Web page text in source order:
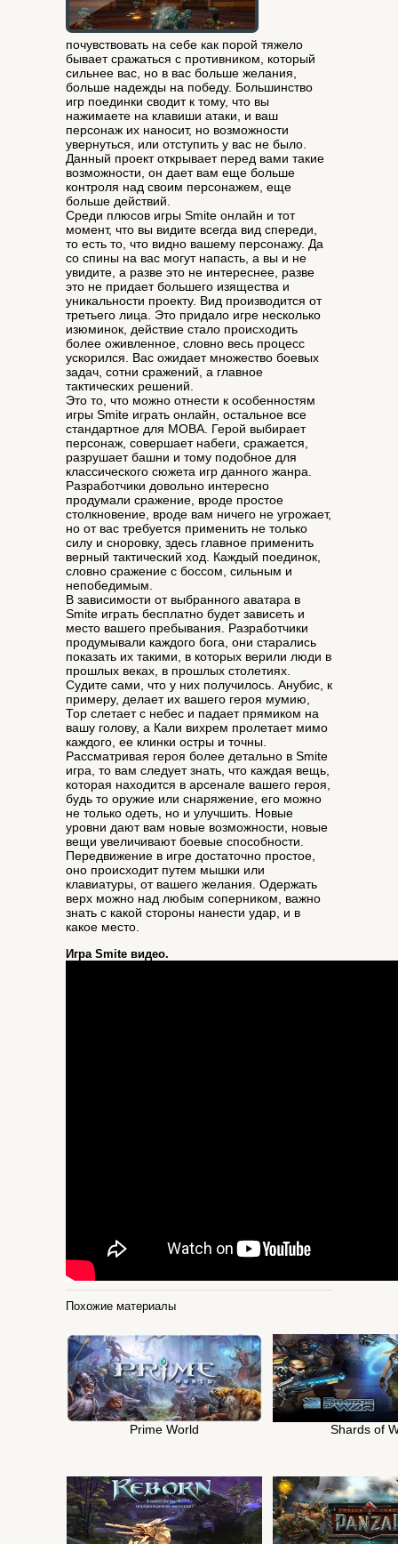
почувствовать на себе как порой тяжело
бывает сражаться с противником, который
сильнее вас, но в вас больше желания,
больше надежды на победу. Большинство
игр поединки сводит к тому, что вы
нажимаете на клавиши атаки, и ваш
персонаж их наносит, но возможности
увернуться, или отступить у вас не было.
Данный проект открывает перед вами такие
возможности, он дает вам еще больше
контроля над своим персонажем, еще
больше действий.
Среди плюсов игры Smite онлайн и тот
момент, что вы видите всегда вид спереди,
то есть то, что видно вашему персонажу. Да
со спины на вас могут напасть, а вы и не
увидите, а разве это не интереснее, разве
это не придает большего изящества и
уникальности проекту. Вид производится от
третьего лица. Это придало игре несколько
изюминок, действие стало происходить
более оживленное, словно весь процесс
ускорился. Вас ожидает множество боевых
задач, сотни сражений, а главное
тактических решений.
Это то, что можно отнести к особенностям
игры Smite играть онлайн, остальное все
стандартное для МОВА. Герой выбирает
персонаж, совершает набеги, сражается,
разрушает башни и тому подобное для
классического сюжета игр данного жанра.
Разработчики довольно интересно
продумали сражение, вроде простое
столкновение, вроде вам ничего не угрожает,
но от вас требуется применить не только
силу и сноровку, здесь главное применить
верный тактический ход. Каждый поединок,
словно сражение с боссом, сильным и
непобедимым.
В зависимости от выбранного аватара в
Smite играть бесплатно будет зависеть и
место вашего пребывания. Разработчики
продумывали каждого бога, они старались
показать их такими, в которых верили люди в
прошлых веках, в прошлых столетиях.
Судите сами, что у них получилось. Анубис, к
примеру, делает их вашего героя мумию,
Тор слетает с небес и падает прямиком на
вашу голову, а Кали вихрем пролетает мимо
каждого, ее клинки остры и точны.
Рассматривая героя более детально в Smite
игра, то вам следует знать, что каждая вещь,
которая находится в арсенале вашего героя,
будь то оружие или снаряжение, его можно
не только одеть, но и улучшить. Новые
уровни дают вам новые возможности, новые
вещи увеличивают боевые способности.
Передвижение в игре достаточно простое,
оно происходит путем мышки или
клавиатуры, от вашего желания. Одержать
верх можно над любым соперником, важно
знать с какой стороны нанести удар, и в
какое место.
Игра Smite видео.
Похожие материалы
Prime World Shards of